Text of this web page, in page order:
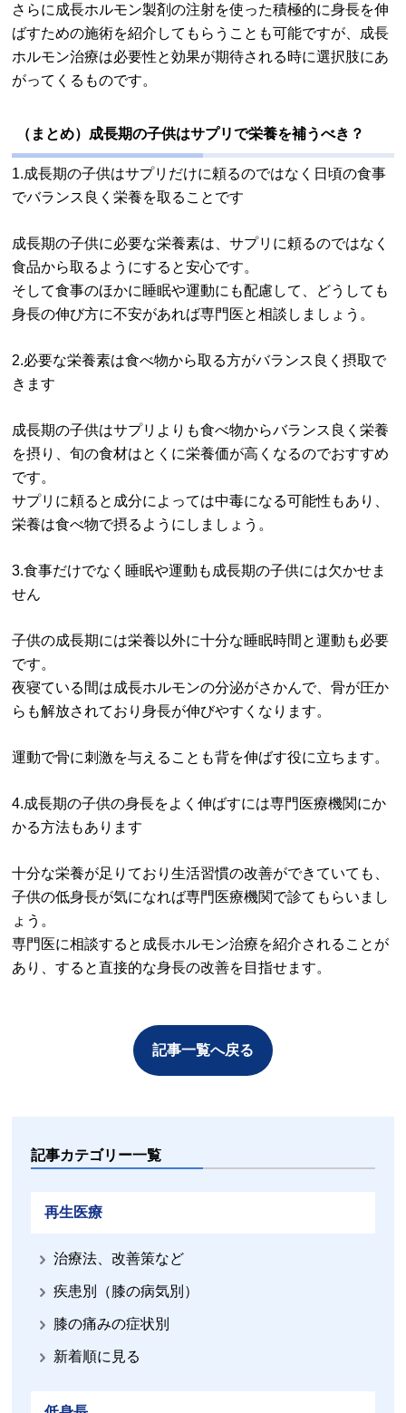
さらに成長ホルモン製剤の注射を使った積極的に身長を伸
ばすための施術を紹介してもらうことも可能ですが、成長
ホルモン治療は必要性と効果が期待される時に選択肢にあ
がってくるものです。
（まとめ）成長期の子供はサプリで栄養を補うべき？
1.成長期の子供はサプリだけに頼るのではなく日頃の食事
でバランス良く栄養を取ることです
成長期の子供に必要な栄養素は、サプリに頼るのではなく
食品から取るようにすると安心です。
そして食事のほかに睡眠や運動にも配慮して、どうしても
身長の伸び方に不安があれば専門医と相談しましょう。
2.必要な栄養素は食べ物から取る方がバランス良く摂取で
きます
成長期の子供はサプリよりも食べ物からバランス良く栄養
を摂り、旬の食材はとくに栄養価が高くなるのでおすすめ
です。
サプリに頼ると成分によっては中毒になる可能性もあり、
栄養は食べ物で摂るようにしましょう。
3.食事だけでなく睡眠や運動も成長期の子供には欠かせま
せん
子供の成長期には栄養以外に十分な睡眠時間と運動も必要
です。
夜寝ている間は成長ホルモンの分泌がさかんで、骨が圧か
らも解放されており身長が伸びやすくなります。
運動で骨に刺激を与えることも背を伸ばす役に立ちます。
4.成長期の子供の身長をよく伸ばすには専門医療機関にか
かる方法もあります
十分な栄養が足りており生活習慣の改善ができていても、
子供の低身長が気になれば専門医療機関で診てもらいまし
ょう。
専門医に相談すると成長ホルモン治療を紹介されることが
あり、すると直接的な身長の改善を目指せます。
記事一覧へ戻る
記事カテゴリー一覧
再生医療
治療法、改善策など
疾患別（膝の病気別）
膝の痛みの症状別
新着順に見る